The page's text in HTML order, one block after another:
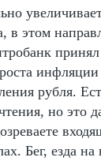
в этом
принял
рубля.
но это
Бег, езда на